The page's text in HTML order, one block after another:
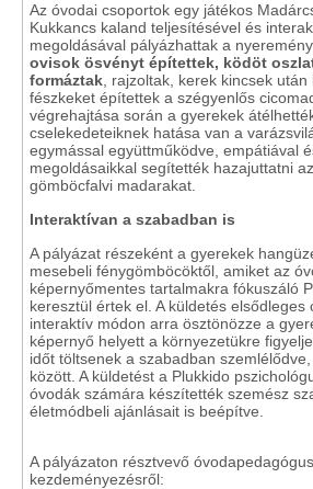
Az óvodai csoportok egy játékos
Kukkancs kaland teljesítésével és
megoldásával pályázhattak a
ovisok ösvényt építettek, ködöt
formáztak , rajzoltak, kerek kincsek
fészkeket építettek a szégyenlős
végrehajtása során a gyerekek
cselekedeteiknek hatása van a
egymással együttműködve, empátiával
megoldásaikkal segítették hazajuttatni
gömböcfalvi madarakat.
Interaktívan a szabadban is
A pályázat részeként a gyerekek
mesebeli fénygömböcöktől, amiket az
képernyőmentes tartalmakra fókuszáló
keresztül értek el. A küldetés elsődleges
interaktív módon arra ösztönözze a
képernyő helyett a környezetükre
időt töltsenek a szabadban
között. A küldetést a Plukkido
óvodák számára készítették szemész
életmódbeli ajánlásait is beépítve.
A pályázaton résztvevő
kezdeményezésről: